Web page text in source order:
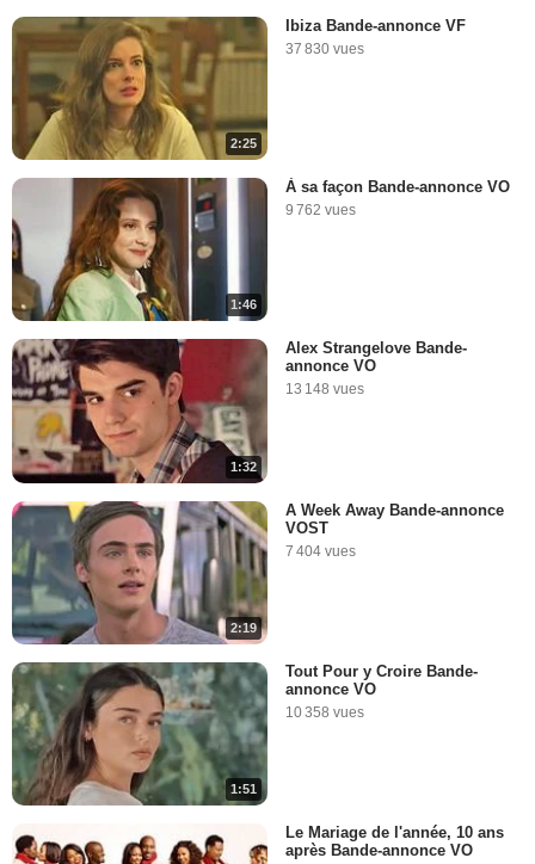
2:25
Ibiza Bande-annonce VF
37 830 vues
1:46
À sa façon Bande-annonce VO
9 762 vues
1:32
Alex Strangelove Bande-
annonce VO
13 148 vues
2:19
A Week Away Bande-annonce
VOST
7 404 vues
1:51
Tout Pour y Croire Bande-
annonce VO
10 358 vues
Le Mariage de l'année, 10 ans
après Bande-annonce VO